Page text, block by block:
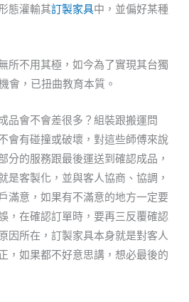
態灌輸其訂製家具中，並偏好某種
所不用其極，如今為了實現其台獨
會，已扭曲教育本質。
品會不會差很多？組裝跟搬運問
會有碰撞或破壞，對這些師傅來說
的服務跟最後運送到確認成品，
客製化，並與客人協商、協調，
滿意，如果有不滿意的地方一定要
，在確認訂單時，要再三反覆確認
因所在，訂製家具本身就是對客人
，如果都不好意思講，想必最後的